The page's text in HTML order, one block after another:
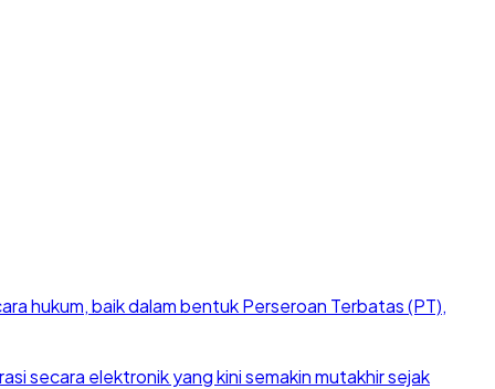
hukum, baik dalam bentuk Perseroan Terbatas (PT),
secara elektronik yang kini semakin mutakhir sejak